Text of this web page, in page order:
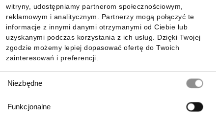
witryny, udostępniamy partnerom społecznościowym,
reklamowym i analitycznym. Partnerzy mogą połączyć te
informacje z innymi danymi otrzymanymi od Ciebie lub
uzyskanymi podczas korzystania z ich usług. Dzięki Twojej
zgodzie możemy lepiej dopasować ofertę do Twoich
zainteresowań i preferencji.
zgody
Niezbędne
Funkcjonalne
Pobierz naszą aplikację mobilną: